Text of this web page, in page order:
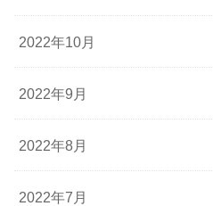
2022年10月
2022年9月
2022年8月
2022年7月